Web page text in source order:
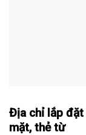
Địa chỉ lắp đặt
mặt, thẻ từ